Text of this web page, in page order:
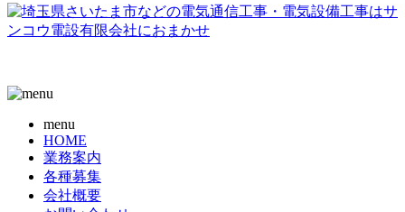
menu
HOME
業務案内
各種募集
会社概要